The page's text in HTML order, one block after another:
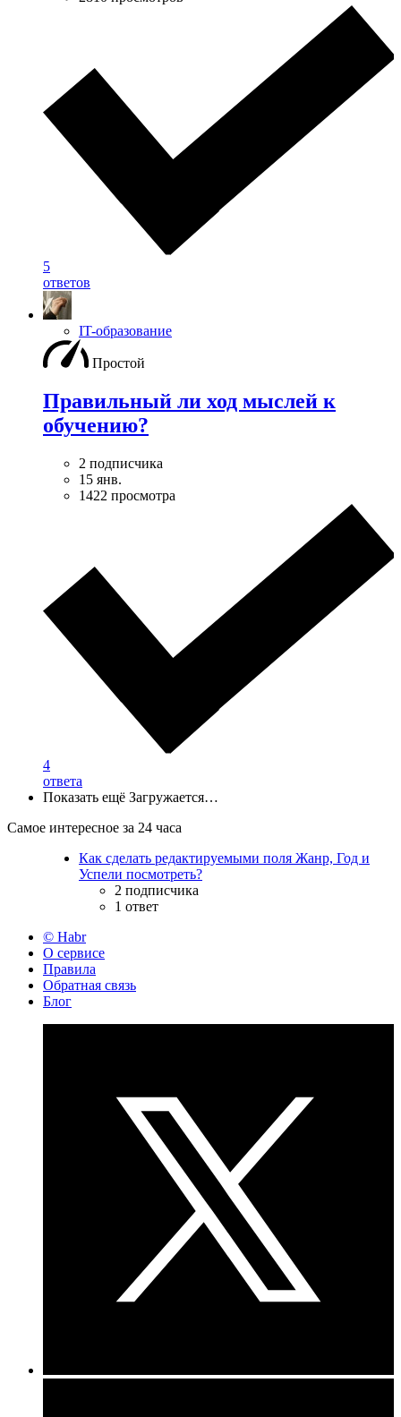
5
ответов
IT-образование
Простой
Правильный ли ход мыслей к
обучению?
2 подписчика
15 янв.
1422 просмотра
4
ответа
Показать ещё Загружается…
Самое интересное за 24 часа
Как сделать редактируемыми поля Жанр, Год и
Успели посмотреть?
2 подписчика
1 ответ
© Habr
О сервисе
Правила
Обратная связь
Блог